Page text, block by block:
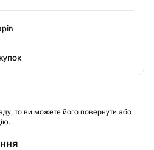
то ви можете його повернути або